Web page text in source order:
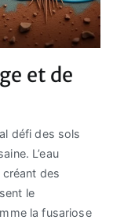
et de
défi des sols
L’eau
des
le
la fusariose